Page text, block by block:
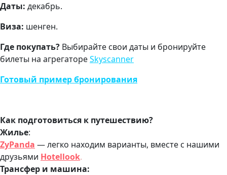
Даты: декабрь.
Виза: шенген.
Где покупать? Выбирайте свои даты и бронируйте
билеты на агрегатореSkyscanner
Готовый пример бронирования
Как подготовиться к путешествию?
Жилье:
ZyPanda — легко находим варианты, вместе с нашими
друзьями Hotellook.
Трансфер и машина: